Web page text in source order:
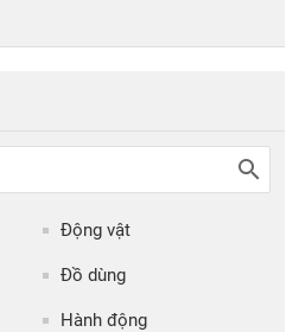
Động vật
Đồ dùng
Hành động